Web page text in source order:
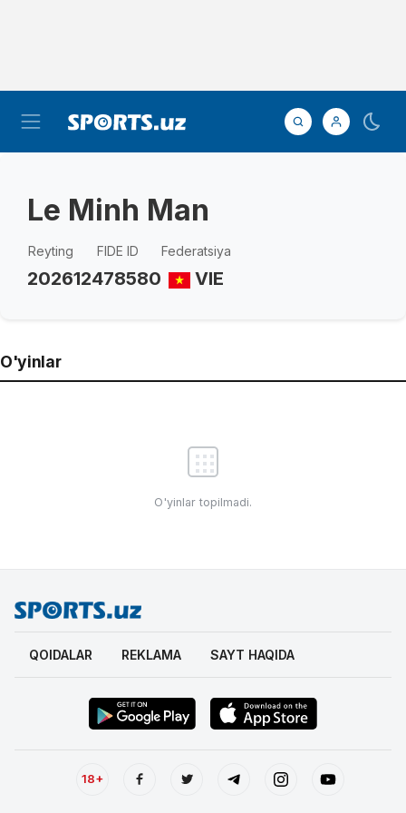
Le Minh Man
Reyting
2026
FIDE ID
12478580
Federatsiya
VIE
O'yinlar
O'yinlar topilmadi.
QOIDALAR REKLAMA SAYT HAQIDA
18+